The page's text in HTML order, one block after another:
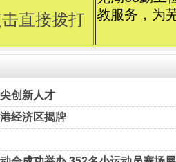
击直接拨打
教服务，为
创新人才
经济区揭牌